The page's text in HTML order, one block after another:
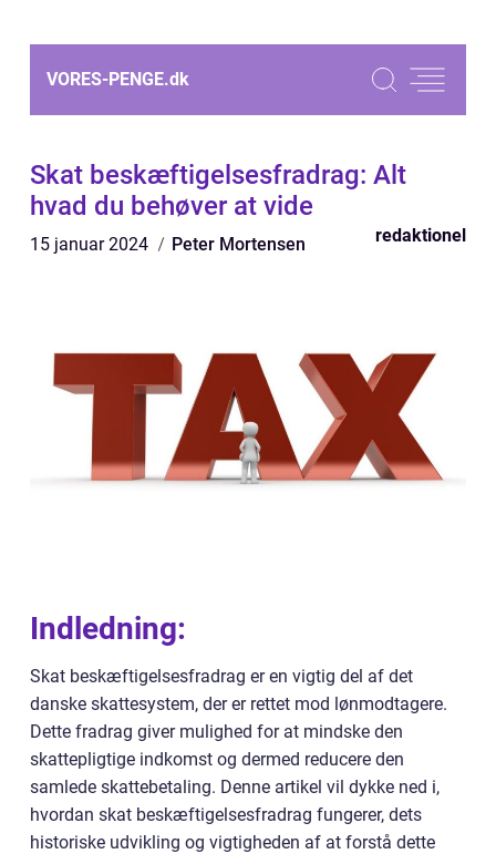
VORES-PENGE.dk
Skat beskæftigelsesfradrag: Alt
hvad du behøver at vide
15 januar 2024 Peter Mortensen redaktionel
Indledning:
Skat beskæftigelsesfradrag er en vigtig del af det
danske skattesystem, der er rettet mod lønmodtagere.
Dette fradrag giver mulighed for at mindske den
skattepligtige indkomst og dermed reducere den
samlede skattebetaling. Denne artikel vil dykke ned i,
hvordan skat beskæftigelsesfradrag fungerer, dets
historiske udvikling og vigtigheden af at forstå dette